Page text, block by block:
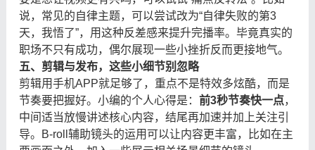
说，常见的自律主题，可以尝试改为“自律失败的第3
天，我悟了”，用这种反差感来提升完播率。毕竟真实的
职场不只有成功，偶尔展现一些小挫折反而更接地气。
五、剪辑与发布，这些小细节别忽略
剪辑用手机APP就足够了，重点不是特效多炫酷，而是
节奏要把握好。小编的个人心得是： 前3秒节奏快一点，
中间适当放慢讲述核心内容，结尾再加速并加上关注引
导。B-roll辅助镜头的运用可以让内容更丰富，比如在主